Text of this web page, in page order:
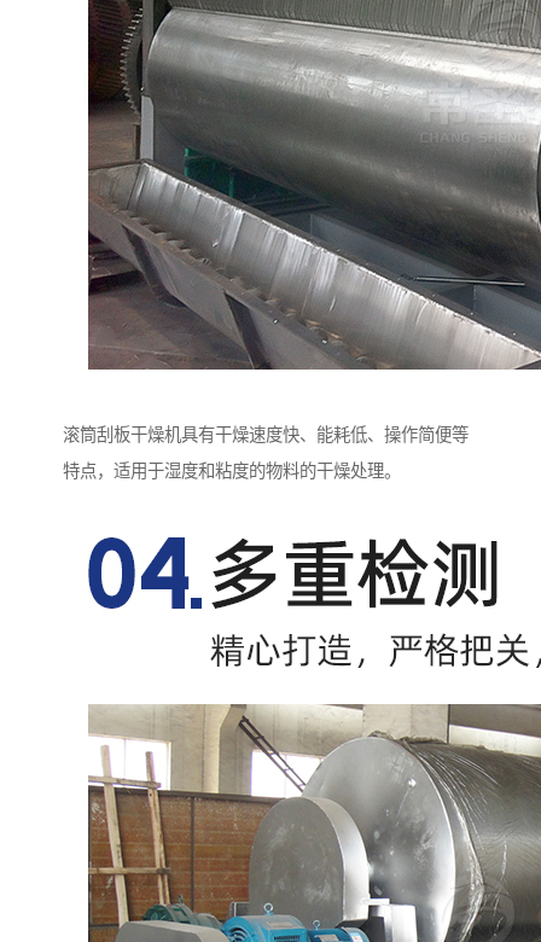
滚筒刮板干燥机具有干燥速度快、能耗低、操作简便等
特点，适用于湿度和粘度的物料的干燥处理。